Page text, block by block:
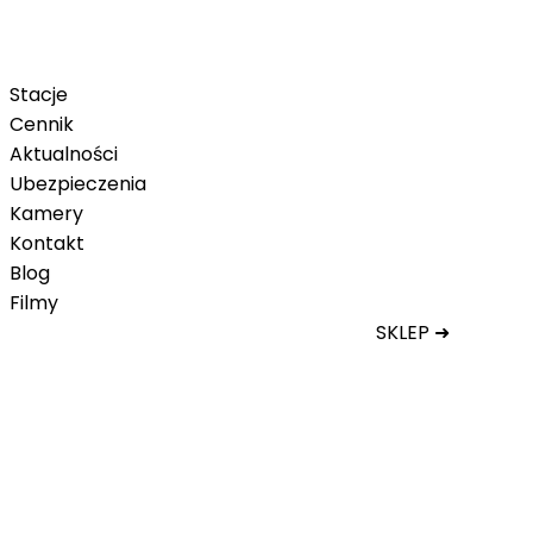
Stacje
Cennik
Aktualności
Ubezpieczenia
Kamery
Kontakt
Blog
Filmy
SKLEP